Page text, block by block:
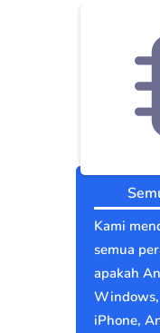
Kami
semua
apakah
iPhone,